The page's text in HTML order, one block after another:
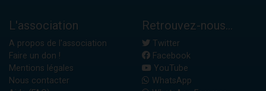
L'association
A propos de l'association
Faire un don !
Mentions légales
Nous contacter
Retrouvez-nous...
Twitter
Facebook
YouTube
WhatsApp